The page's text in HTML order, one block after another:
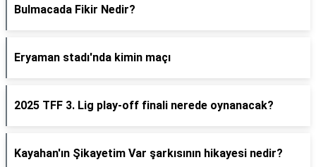
Bulmacada Fikir Nedir?
Eryaman stadı'nda kimin maçı
2025 TFF 3. Lig play-off finali nerede oynanacak?
Kayahan'ın Şikayetim Var şarkısının hikayesi nedir?